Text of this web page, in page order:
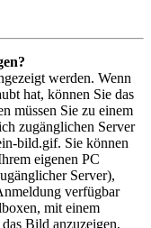
werden. Wenn
hat, können Sie das
müssen Sie zu einem
zugänglichen Server
bild.gif. Sie können
eigenen PC
Server),
verfügbar
mit einem
Bild anzuzeigen,